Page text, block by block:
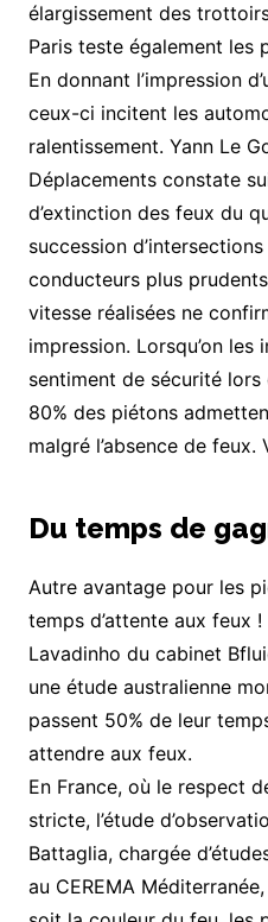
élargissement des
Paris teste également les
En donnant l’impression
ceux-ci incitent les
ralentissement. Yann Le
Déplacements constate
d’extinction des feux du
succession
conducteurs plus
vitesse réalisées ne
impression. Lorsqu’on les
sentiment de sécurité
80% des piétons
malgré l’absence de feux.
Du temps de
Autre avantage pour les
temps d’attente aux feux
Lavadinho du cabinet
une étude australienne
passent 50% de leur
attendre aux feux.
En France, où le respect
stricte, l’étude
Battaglia, chargée
au CEREMA